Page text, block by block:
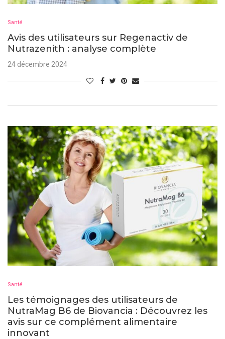
Santé
Avis des utilisateurs sur Regenactiv de
Nutrazenith : analyse complète
24 décembre 2024
Santé
Les témoignages des utilisateurs de
NutraMag B6 de Biovancia : Découvrez les
avis sur ce complément alimentaire
innovant